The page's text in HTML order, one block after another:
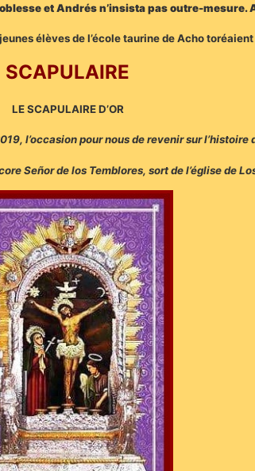
et Andrés n’insista pas outre-
élèves de l’école taurine de Acho
SCAPULAIRE
LE SCAPULAIRE D’OR
l’occasion pour nous de revenir sur
Señor de los Temblores, sort de l’église de